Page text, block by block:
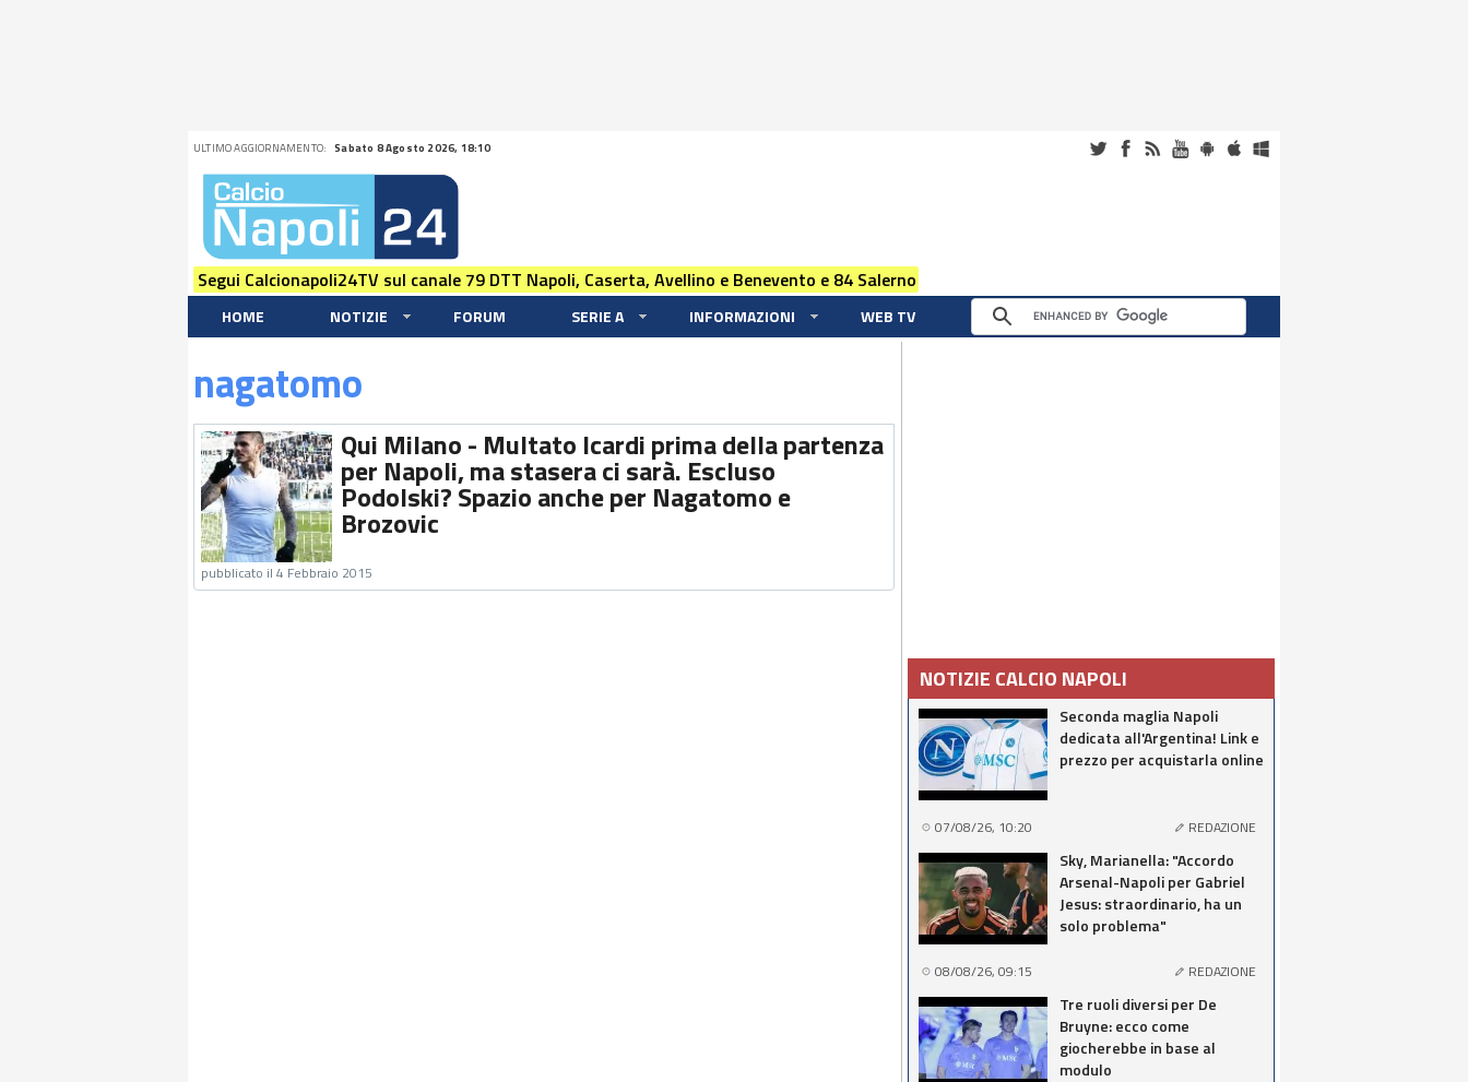
ULTIMO AGGIORNAMENTO: Sabato 8 Agosto 2026, 18:10
Segui Calcionapoli24TV sul canale 79 DTT Napoli, Caserta, Avellino e Benevento e 84 Salerno
HOME NOTIZIE FORUM SERIE A INFORMAZIONI WEB TV
nagatomo
Qui Milano - Multato Icardi prima della partenza
per Napoli, ma stasera ci sarà. Escluso
Podolski? Spazio anche per Nagatomo e
Brozovic
pubblicato il 4 Febbraio 2015
NOTIZIE CALCIO NAPOLI
Seconda maglia Napoli
dedicata all'Argentina! Link e
prezzo per acquistarla online
07/08/26, 10:20 REDAZIONE
Sky, Marianella: "Accordo
Arsenal-Napoli per Gabriel
Jesus: straordinario, ha un
solo problema"
08/08/26, 09:15 REDAZIONE
Tre ruoli diversi per De
Bruyne: ecco come
giocherebbe in base al
modulo